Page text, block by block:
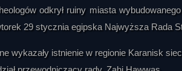
odkrył ruiny miasta
29 stycznia egipska Najwyższa Rada
wykazały istnienie w regionie Karanisk